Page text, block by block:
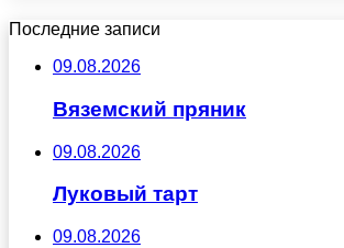
Последние записи
09.08.2026
Вяземский пряник
09.08.2026
Луковый тарт
09.08.2026